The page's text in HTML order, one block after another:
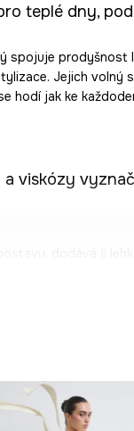
teplé dny,
spojuje prodyšnost
Jejich volný
hodí jak ke
viskózy
a zároveň